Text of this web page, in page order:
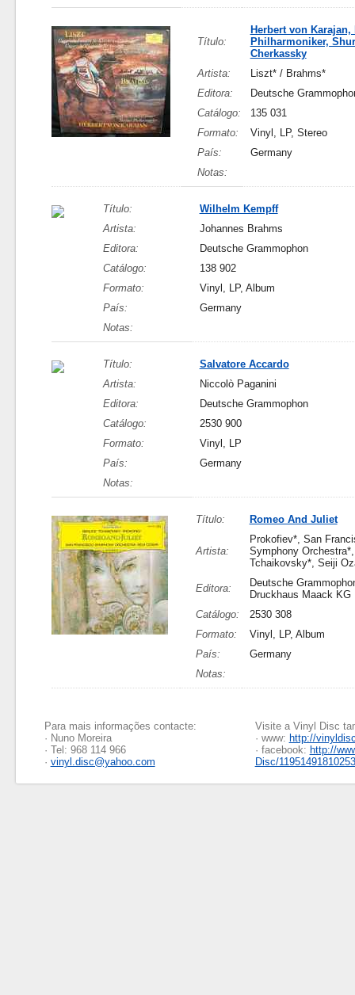
Título:
Herbert von Karajan,
Philharmoniker,
Cherkassky
Artista:
Liszt* / Brahms*
Editora:
Deutsche
Catálogo:
135 031
Formato:
Vinyl, LP, Stereo
País:
Germany
Notas:
Título:
Wilhelm Kempff
Artista:
Johannes Brahms
Editora:
Deutsche Grammophon
Catálogo:
138 902
Formato:
Vinyl, LP, Album
País:
Germany
Notas:
Título:
Salvatore Accardo
Artista:
Niccolò Paganini
Editora:
Deutsche Grammophon
Catálogo:
2530 900
Formato:
Vinyl, LP
País:
Germany
Notas:
Título: Romeo And Juliet
Artista:
Prokofiev*, San
Symphony
Tchaikovsky*, Seiji
Editora:
Deutsche
Druckhaus Maack KG
Catálogo:
2530 308
Formato:
Vinyl, LP, Album
País:
Germany
Notas:
Para mais informações contacte:
· Nuno Moreira
· Tel: 968 114 966
· vinyl.disc@yahoo.com
Visite a Vinyl Disc
· www: http://
· facebook: http://
Disc/